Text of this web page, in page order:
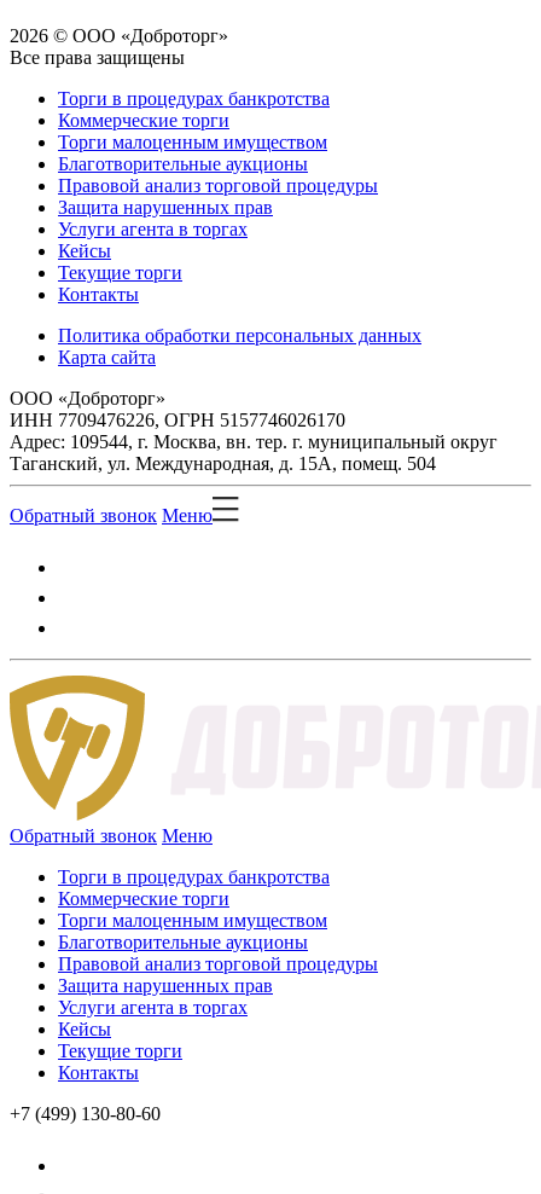
2026 © ООО «Доброторг»
Все права защищены
Торги в процедурах банкротства
Коммерческие торги
Торги малоценным имуществом
Благотворительные аукционы
Правовой анализ торговой процедуры
Защита нарушенных прав
Услуги агента в торгах
Кейсы
Текущие торги
Контакты
Политика обработки персональных данных
Карта сайта
ООО «Доброторг»
ИНН 7709476226, ОГРН 5157746026170
Адрес: 109544, г. Москва, вн. тер. г. муниципальный округ
Таганский, ул. Международная, д. 15А, помещ. 504
Обратный звонок Меню
Обратный звонок Меню
Торги в процедурах банкротства
Коммерческие торги
Торги малоценным имуществом
Благотворительные аукционы
Правовой анализ торговой процедуры
Защита нарушенных прав
Услуги агента в торгах
Кейсы
Текущие торги
Контакты
+7 (499) 130-80-60